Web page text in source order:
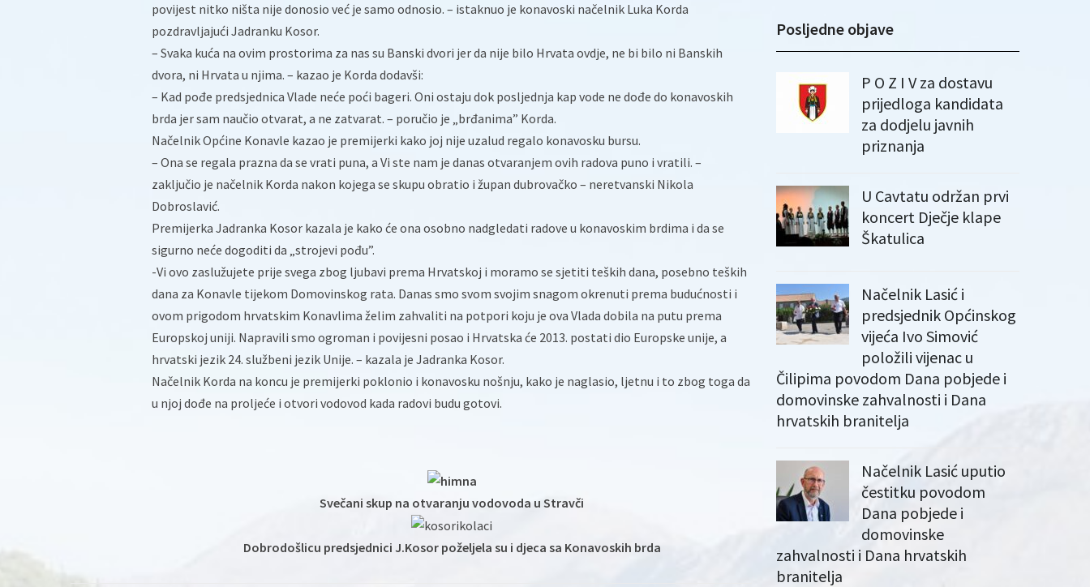
povijest nitko ništa nije donosio već je samo odnosio. – istaknuo je konavoski načelnik Luka Korda
pozdravljajući Jadranku Kosor.
– Svaka kuća na ovim prostorima za nas su Banski dvori jer da nije bilo Hrvata ovdje, ne bi bilo ni Banskih
dvora, ni Hrvata u njima. – kazao je Korda dodavši:
– Kad pođe predsjednica Vlade neće poći bageri. Oni ostaju dok posljednja kap vode ne dođe do konavoskih
brda jer sam naučio otvarat, a ne zatvarat. – poručio je „brđanima” Korda.
Načelnik Općine Konavle kazao je premijerki kako joj nije uzalud regalo konavosku bursu.
– Ona se regala prazna da se vrati puna, a Vi ste nam je danas otvaranjem ovih radova puno i vratili. –
zaključio je načelnik Korda nakon kojega se skupu obratio i župan dubrovačko – neretvanski Nikola
Dobroslavić.
Premijerka Jadranka Kosor kazala je kako će ona osobno nadgledati radove u konavoskim brdima i da se
sigurno neće dogoditi da „strojevi pođu”.
-Vi ovo zaslužujete prije svega zbog ljubavi prema Hrvatskoj i moramo se sjetiti teških dana, posebno teških
dana za Konavle tijekom Domovinskog rata. Danas smo svom svojim snagom okrenuti prema budućnosti i
ovom prigodom hrvatskim Konavlima želim zahvaliti na potpori koju je ova Vlada dobila na putu prema
Europskoj uniji. Napravili smo ogroman i povijesni posao i Hrvatska će 2013. postati dio Europske unije, a
hrvatski jezik 24. službeni jezik Unije. – kazala je Jadranka Kosor.
Načelnik Korda na koncu je premijerki poklonio i konavosku nošnju, kako je naglasio, ljetnu i to zbog toga da
u njoj dođe na proljeće i otvori vodovod kada radovi budu gotovi.
Svečani skup na otvaranju vodovoda u Stravči
Dobrodošlicu predsjednici J.Kosor poželjela su i djeca sa Konavoskih brda
Posljedne objave
P O Z I V za dostavu
prijedloga kandidata
za dodjelu javnih
priznanja
U Cavtatu održan prvi
koncert Dječje klape
Škatulica
Načelnik Lasić i
predsjednik Općinskog
vijeća Ivo Simović
položili vijenac u
Čilipima povodom Dana pobjede i
domovinske zahvalnosti i Dana
hrvatskih branitelja
Načelnik Lasić uputio
čestitku povodom
Dana pobjede i
domovinske
zahvalnosti i Dana hrvatskih
branitelja